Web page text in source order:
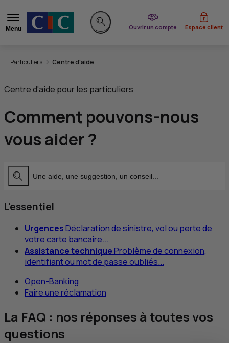
Menu
Rechercher sur le site
Ouvrir un compte
du CIC Espace client
Particuliers Centre d'aide
Centre d'aide pour les particuliers
Comment pouvons-nous
vous aider ?
Lancer la recherche
L'essentiel
UrgencesDéclaration de sinistre, vol ou perte de
votre carte bancaire...
Assistance techniqueProblème de connexion,
identifiant ou mot de passe oubliés...
Open-Banking
Faire une réclamation
La FAQ : nos réponses à toutes vos
questions